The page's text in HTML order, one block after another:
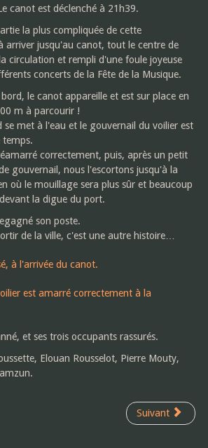
canot est déclenché à 21h39.
la plus compliquée de cette
arriver jusqu'au canot, tout le centre de
circulation et rempli d'une foule joyeuse
concerts de la Fête de la Musique.
le canot appareille et est sur place en
m à parcourir !
se met à l'eau et le gouvernail du voilier est
temps.
correctement, puis, après un petit
gouvernail, nous l'escortons jusqu'à la
où le mouillage sera plus sûr et beaucoup
la digue du port.
son poste.
de la ville, c'est une autre histoire…
et ses trois occupants rassurés.
Elouan Rousselot, Pierre Mouty,
Suivant